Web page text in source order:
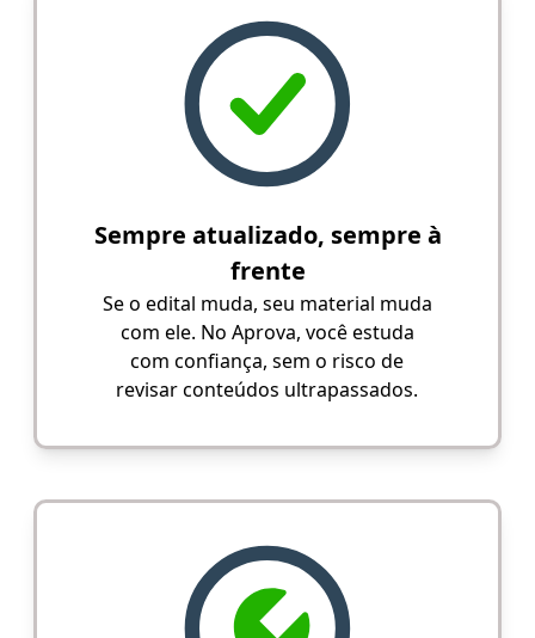
Sempre atualizado, sempre à
frente
Se o edital muda, seu material muda
com ele. No Aprova, você estuda
com confiança, sem o risco de
revisar conteúdos ultrapassados.